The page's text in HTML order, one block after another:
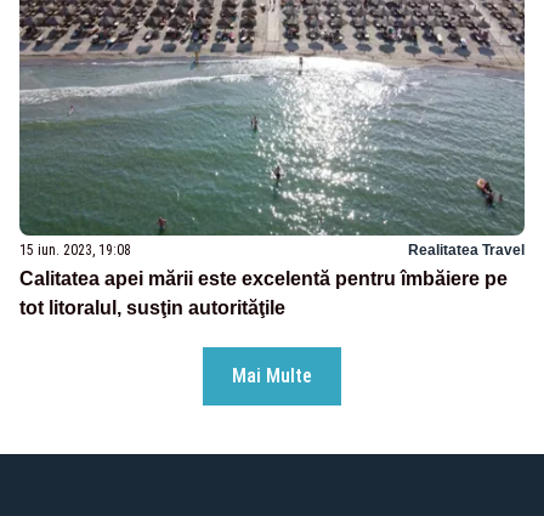
15 iun. 2023, 19:08 Realitatea Travel
Calitatea apei mării este excelentă pentru îmbăiere pe
tot litoralul, susţin autorităţile
Mai Multe